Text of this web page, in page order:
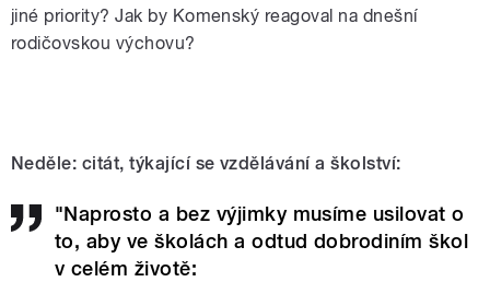
jiné priority? Jak by Komenský reagoval na dnešní
rodičovskou výchovu?
Neděle: citát, týkající se vzdělávání a školství:
"Naprosto a bez výjimky musíme usilovat o
to, aby ve školách a odtud dobrodiním škol
v celém životě: